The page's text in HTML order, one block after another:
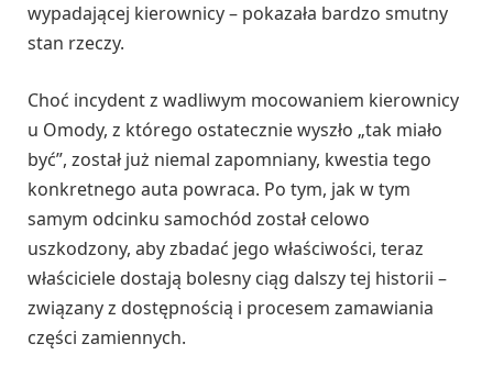
wypadającej kierownicy – pokazała bardzo smutny
stan rzeczy.
Choć incydent z wadliwym mocowaniem kierownicy
u Omody, z którego ostatecznie wyszło „tak miało
być”, został już niemal zapomniany, kwestia tego
konkretnego auta powraca. Po tym, jak w tym
samym odcinku samochód został celowo
uszkodzony, aby zbadać jego właściwości, teraz
właściciele dostają bolesny ciąg dalszy tej historii –
związany z dostępnością i procesem zamawiania
części zamiennych.